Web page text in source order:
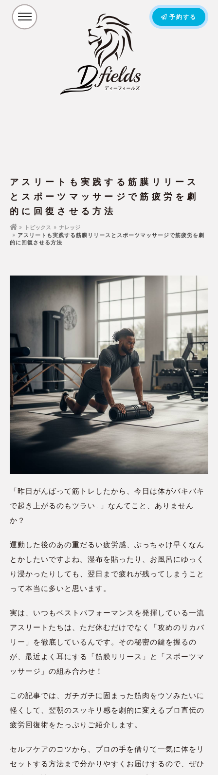
予約する
アスリートも実践する筋膜リリース
とスポーツマッサージで筋疲労を劇
的に回復させる方法
トピックス
ナレッジ
アスリートも実践する筋膜リリースとスポーツマッサージで筋疲労を劇
的に回復させる方法
「昨日がんばって筋トレしたから、今日は体がバキバキ
で起き上がるのもツラい…」なんてこと、ありません
か？
運動した後のあの重だるい疲労感、ぶっちゃけ早くなん
とかしたいですよね。湿布を貼ったり、お風呂にゆっく
り浸かったりしても、翌日まで疲れが残ってしまうこと
って本当に多いと思います。
実は、いつもベストパフォーマンスを発揮している一流
アスリートたちは、ただ休むだけでなく「攻めのリカバ
リー」を徹底しているんです。その秘密の鍵を握るの
が、最近よく耳にする「筋膜リリース」と「スポーツマ
ッサージ」の組み合わせ！
この記事では、ガチガチに固まった筋肉をウソみたいに
軽くして、翌朝のスッキリ感を劇的に変えるプロ直伝の
疲労回復術をたっぷりご紹介します。
セルフケアのコツから、プロの手を借りて一気に体をリ
セットする方法まで分かりやすくお届けするので、ぜひ